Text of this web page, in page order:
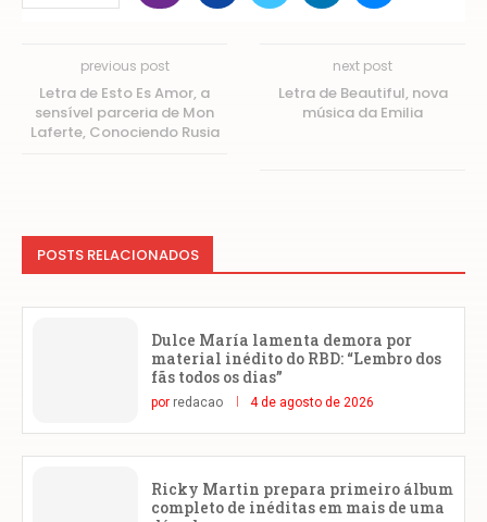
previous post
Letra de Esto Es Amor, a
sensível parceria de Mon
Laferte, Conociendo Rusia
next post
Letra de Beautiful, nova
música da Emilia
POSTS RELACIONADOS
Dulce María lamenta demora por
material inédito do RBD: “Lembro dos
fãs todos os dias”
por redacao 4 de agosto de 2026
Ricky Martin prepara primeiro álbum
completo de inéditas em mais de uma